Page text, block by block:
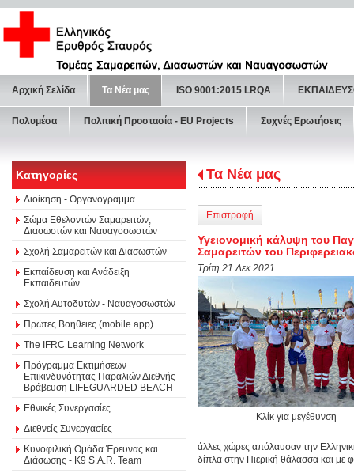
Αρχική Σελίδα Τα Νέα μας ISO 9001:2015 LRQA
Πολυμέσα Πολιτική Προστασία - ΕU Projects Συχνές Ερωτήσεις
Κατηγορίες
Διοίκηση - Οργανόγραμμα
Σώμα Εθελοντών Σαμαρειτών,
Διασωστών και Ναυαγοσωστών
Σχολή Σαμαρειτών και Διασωστών
Εκπαίδευση και Ανάδειξη
Εκπαιδευτών
Σχολή Αυτοδυτών - Ναυαγοσωστών
Πρώτες Βοήθειες (mobile app)
The IFRC Learning Network
Πρόγραμμα Εκτιμήσεων
Επικινδυνότητας Παραλιών Διεθνής
Βράβευση LIFEGUARDED BEACH
Εθνικές Συνεργασίες
Διεθνείς Συνεργασίες
Κυνοφιλική Ομάδα Έρευνας και
Διάσωσης - Κ9 S.A.R. Team
Τα Νέα μας
Επιστροφή
Υγειονομική κάλυψη του
Σαμαρειτών του
Τρίτη 21 Δεκ 2021
Κλίκ για μεγέθυνση
άλλες χώρες απόλαυσαν την
δίπλα στην Πιερική θάλασσα και με